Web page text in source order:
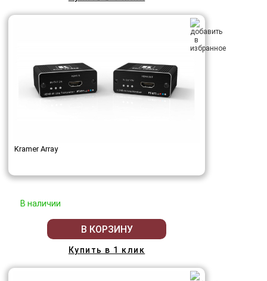
Kramer Array
В наличии
В КОРЗИНУ
Купить в 1 клик